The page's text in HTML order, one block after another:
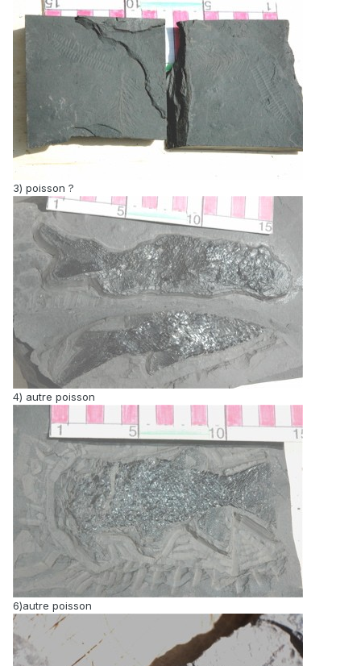
3) poisson ?
4) autre poisson
6)autre poisson